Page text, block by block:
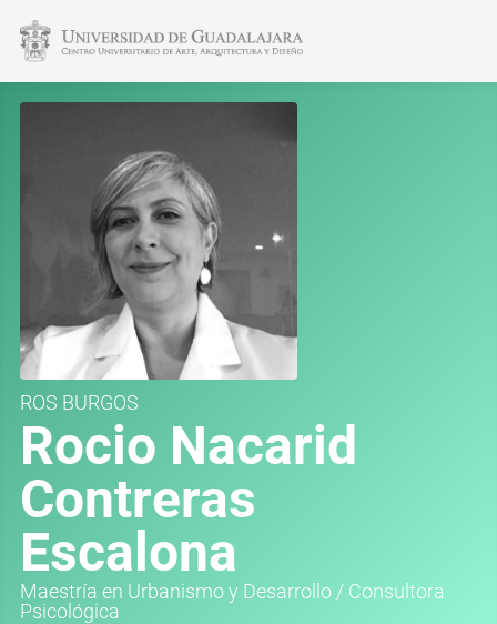
ROS BURGOS
Rocio Nacarid
Contreras
Escalona
Maestría en Urbanismo y Desarrollo / Consultora
Psicológica